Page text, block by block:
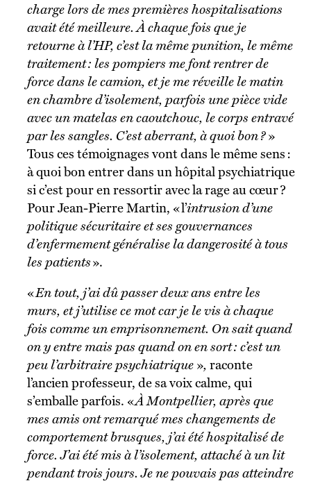
charge lors de mes premières hospitalisations
avait été meilleure. À chaque fois que je
retourne à l’HP, c’est la même punition, le même
traitement : les pompiers me font rentrer de
force dans le camion, et je me réveille le matin
en chambre d’isolement, parfois une pièce vide
avec un matelas en caoutchouc, le corps entravé
par les sangles. C’est aberrant, à quoi bon ?»
Tous ces témoignages vont dans le même sens :
à quoi bon entrer dans un hôpital psychiatrique
si c’est pour en ressortir avec la rage au cœur ?
Pour Jean-Pierre Martin, « l’intrusion d’une
politique sécuritaire et ses gouvernances
d’enfermement généralise la dangerosité à tous
les patients».
«En tout, j’ai dû passer deux ans entre les
murs, et j’utilise ce mot car je le vis à chaque
fois comme un emprisonnement. On sait quand
on y entre mais pas quand on en sort : c’est un
peu l’arbitraire psychiatrique », raconte
l’ancien professeur, de sa voix calme, qui
s’emballe parfois. «À Montpellier, après que
mes amis ont remarqué mes changements de
comportement brusques, j’ai été hospitalisé de
force. J’ai été mis à l’isolement, attaché à un lit
pendant trois jours. Je ne pouvais pas atteindre